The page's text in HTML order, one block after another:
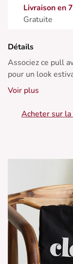
Livraison en
Gratuite
Détails
Associez ce pull
pour un look
• Pull à col chemise
• Manches
Voir plus
Acheter sur